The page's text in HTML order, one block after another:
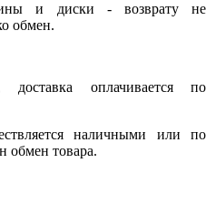
и диски - возврату не
обмен.
оплачивается по
наличными или по
обмен товара.